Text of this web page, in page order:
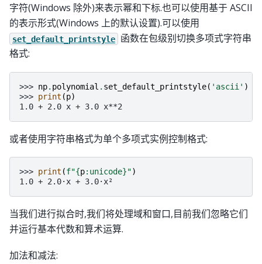
字符(Windows 除外)来表示幂和下标.也可以使用基于 ASCII
的表示形式(Windows 上的默认设置).可以使用
set_default_printstyle
函数在包级别切换多项式字符串
格式:
>>> np. polynomial . set_default_printstyle( 'ascii' )
>>> print (p)
1.0 + 2.0 x + 3.0 x**2
或者使用字符串格式为单个多项式实例控制格式:
>>> print (f"{p: unicode}")
1.0 + 2.0·x + 3.0·x²
当我们进行拟合时,我们将处理域和窗口,目前我们忽略它们
并运行基本代数和算术运算.
加法和减法: